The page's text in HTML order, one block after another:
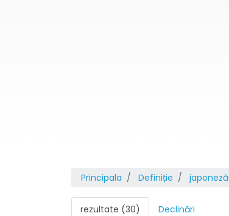
Principala Definiție japoneză
rezultate (30) Declinări